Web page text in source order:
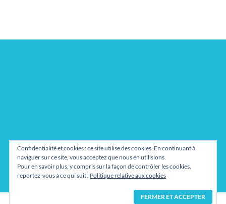
Mentions légales
Confidentialité et cookies : ce site utilise des cookies. En continuant à
naviguer sur ce site, vous acceptez que nous en utilisions.
Pour en savoir plus, y compris sur la façon de contrôler les cookies,
reportez-vous à ce qui suit : Politique relative aux cookies